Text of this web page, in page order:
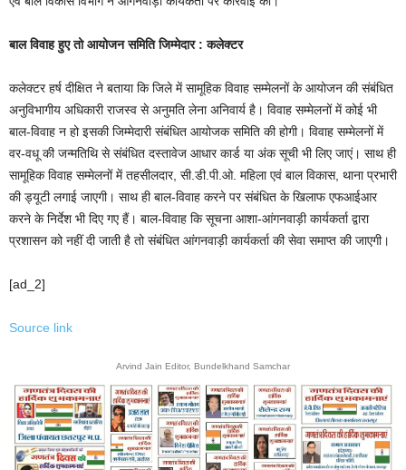
बाल विवाह हुए तो आयोजन समिति जिम्मेदार : कलेक्टर
कलेक्टर हर्ष दीक्षित ने बताया कि जिले में सामूहिक विवाह सम्मेलनों के आयोजन की संबंधित
अनुविभागीय अधिकारी राजस्व से अनुमति लेना अनिवार्य है। विवाह सम्मेलनों में कोई भी
बाल-विवाह न हो इसकी जिम्मेदारी संबंधित आयोजक समिति की होगी। विवाह सम्मेलनों में
वर-वधू की जन्मतिथि से संबंधित दस्तावेज आधार कार्ड या अंक सूची भी लिए जाएं। साथ ही
सामूहिक विवाह सम्मेलनों में तहसीलदार, सी.डी.पी.ओ. महिला एवं बाल विकास, थाना प्रभारी
की ड्यूटी लगाई जाएगी। साथ ही बाल-विवाह करने पर संबंधित के खिलाफ एफआईआर
करने के निर्देश भी दिए गए हैं। बाल-विवाह कि सूचना आशा-आंगनवाड़ी कार्यकर्ता द्वारा
प्रशासन को नहीं दी जाती है तो संबंधित आंगनवाड़ी कार्यकर्ता की सेवा समाप्त की जाएगी।
[ad_2]
Source link
Arvind Jain Editor, Bundelkhand Samchar